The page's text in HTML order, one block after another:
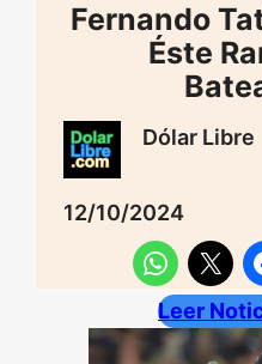
Fernando
Éste
Dólar Libre
12/10/2024
Leer